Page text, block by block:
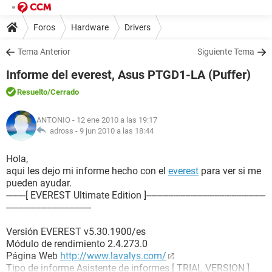
Foros Hardware Drivers
Tema Anterior Siguiente Tema
Informe del everest, Asus PTGD1-LA (Puffer)
Resuelto/Cerrado
ANTONIO - 12 ene 2010 a las 19:17
adross - 9 jun 2010 a las 18:44
Hola,
aqui les dejo mi informe hecho con el everest para ver si me
pueden ayudar.
--------[ EVEREST Ultimate Edition ]-------------------------------------------------
-----------------------------------
Versión EVEREST v5.30.1900/es
Módulo de rendimiento 2.4.273.0
Página Web http://www.lavalys.com/
Tipo de informe Asistente de informes [ TRIAL VERSION ]